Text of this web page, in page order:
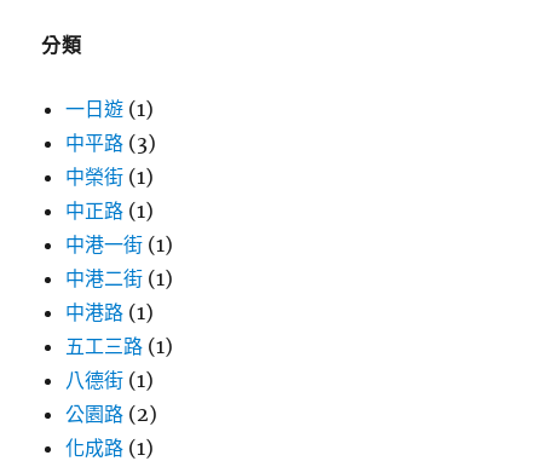
分類
一日遊 (1)
中平路 (3)
中榮街 (1)
中正路 (1)
中港一街 (1)
中港二街 (1)
中港路 (1)
五工三路 (1)
八德街 (1)
公園路 (2)
化成路 (1)